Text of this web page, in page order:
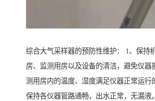
综合大气采样器的预防性维护： 1、保持
房、监测用房以及设备的清洁，避免仪器
测用房内的温度、湿度满足仪器正常运行
保持各仪器管路通畅，出水正常，无漏液